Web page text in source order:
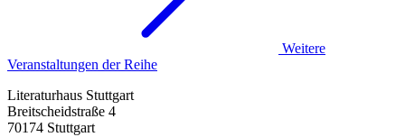
Weitere
Veranstaltungen der Reihe
Literaturhaus Stuttgart
Breitscheidstraße 4
70174 Stuttgart